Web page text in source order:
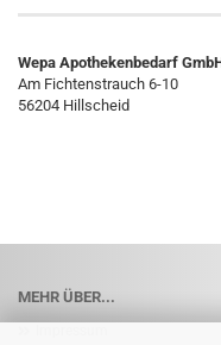
Wepa Apothekenbedarf
Am Fichtenstrauch 6-10
56204 Hillscheid
MEHR ÜBER...